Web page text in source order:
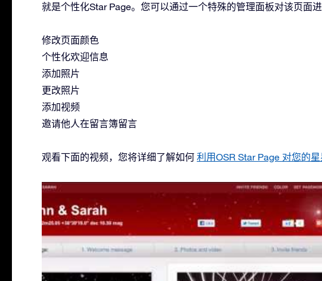
就是个性化Star Page。您可以通过一个特殊的管理面板对该页面进
修改页面颜色
个性化欢迎信息
添加照片
更改照片
添加视频
邀请他人在留言簿留言
观看下面的视频，您将详细了解如何 利用OSR Star Page 对您的